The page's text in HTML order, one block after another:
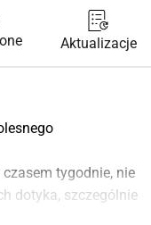
Aktualizacje
tygodnie, nie
dotyka, szczególnie